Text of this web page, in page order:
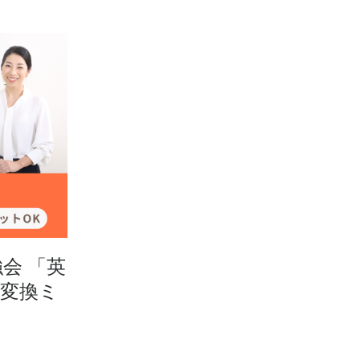
「英
換ミ